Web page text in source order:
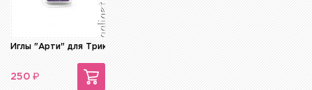
Иглы "Арти" для Трикотажа № 90
250 ₽